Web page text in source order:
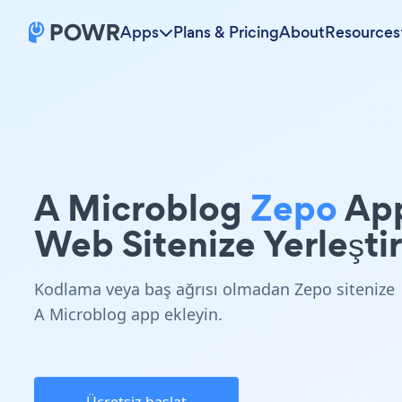
Apps Plans & PricingAboutResources
A Microblog Zepo
Web Sitenize
Kodlama veya baş ağrısı olmadan Zepo sitenize
A Microblog app ekleyin.